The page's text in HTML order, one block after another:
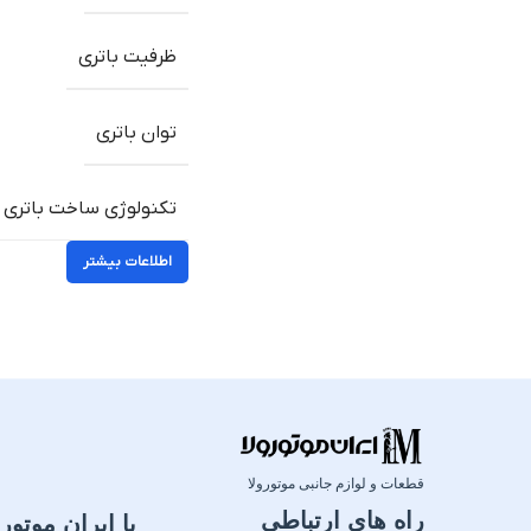
ظرفیت باتری
توان باتری
تکنولوژی ساخت باتری
اطلاعات بیشتر
قطعات و لوازم جانبی موتورولا
راه های ارتباطی با ایران